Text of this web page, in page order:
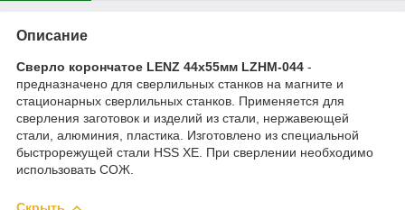
Описание
Сверло корончатое LENZ 44х55мм LZHM-044 -
предназначено для сверлильных станков на магните и
стационарных сверлильных станков. Применяется для
сверления заготовок и изделий из стали, нержавеющей
стали, алюминия, пластика. Изготовлено из специальной
быстрорежущей стали HSS XE. При сверлении необходимо
использовать СОЖ.
Скрыть